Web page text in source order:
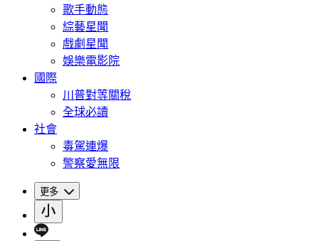
歌手動態
綜藝星聞
戲劇星聞
娛樂電影院
國際
川普對等關稅
全球必讀
社會
毒駕連爆
警察愛無限
更多